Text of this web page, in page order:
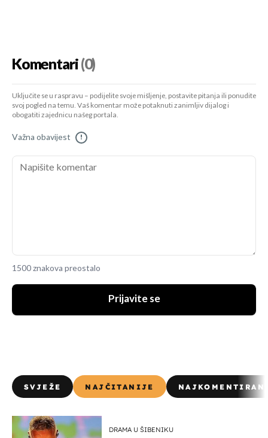
Komentari(0)
Uključite se u raspravu – podijelite svoje mišljenje, postavite pitanja ili ponudite
svoj pogled na temu. Vaš komentar može potaknuti zanimljiv dijalog i
obogatiti zajednicu našeg portala.
Važna obavijest !
1500 znakova preostalo
Prijavite se
SVJEŽE NAJČITANIJE
DRAMA U ŠIBENIKU